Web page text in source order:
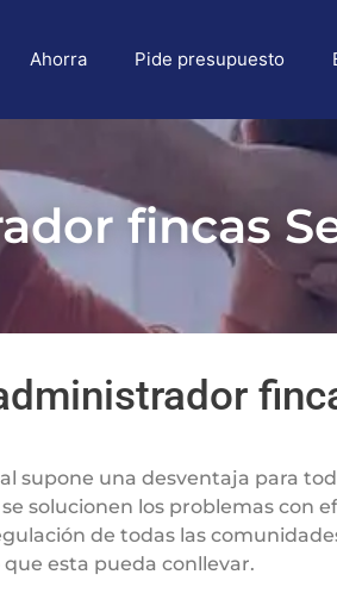
Ahorra Pide presupuesto
fincas
supone una desventaja para
solucionen los problemas con
de todas las
esta pueda conllevar.